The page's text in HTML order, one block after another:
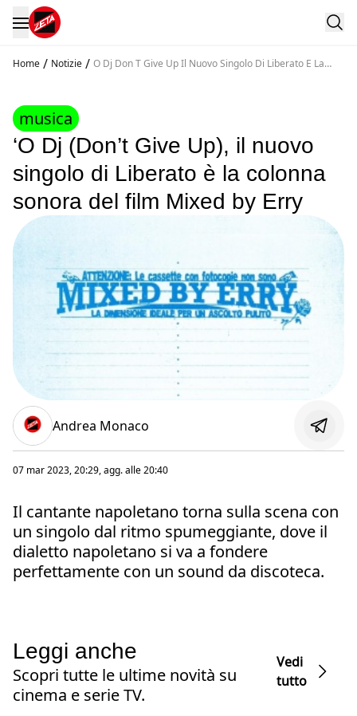
Home / Notizie / O Dj Don T Give Up Il Nuovo Singolo Di Liberato E La
musica
‘O Dj (Don’t Give Up), il nuovo
singolo di Liberato è la colonna
sonora del film Mixed by Erry
Andrea Monaco
07 mar 2023, 20:29, agg. alle20:40
Il cantante napoletano torna sulla scena con
un singolo dal ritmo spumeggiante, dove il
dialetto napoletano si va a fondere
perfettamente con un sound da discoteca.
Leggi anche
Scopri tutte le ultime novità su
cinema e serie TV.
Vedi
tutto